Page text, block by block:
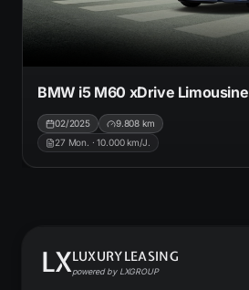
BMW i5 M60 xDrive Limousine
02/2025 9.808 km
27 Mon. ·10.000km/J.
LXLUXURYLEASING
powered by LXGROUP